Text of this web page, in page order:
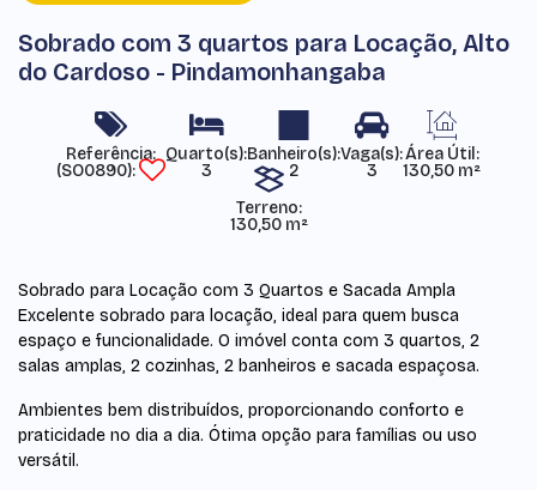
Sobrado com 3 quartos para Locação, Alto
do Cardoso - Pindamonhangaba
Referência:
(SO0890)
3 2 3
Área Útil:
130,50 m²
Terreno:
130,50 m²
Sobrado para Locação com 3 Quartos e Sacada Ampla
Excelente sobrado para locação, ideal para quem busca
espaço e funcionalidade. O imóvel conta com 3 quartos, 2
salas amplas, 2 cozinhas, 2 banheiros e sacada espaçosa.
Ambientes bem distribuídos, proporcionando conforto e
praticidade no dia a dia. Ótima opção para famílias ou uso
versátil.